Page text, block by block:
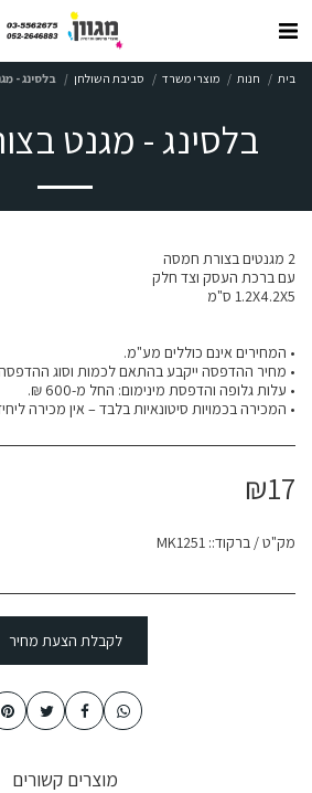
בית חנות מוצרי משרד סביבת השולחן בלסינג -
בלסינג - מגנט
• המכירה בכמויות סיטונאיות בלבד – אין מכירה
₪17
מק"ט / ברקוד:: MK1251
לקבלת הצעת מחיר
מוצרים קשורים